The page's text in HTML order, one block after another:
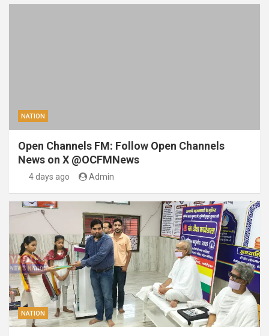
NATION
Open Channels FM: Follow Open Channels
News on X @OCFMNews
4 days ago Admin
NATION